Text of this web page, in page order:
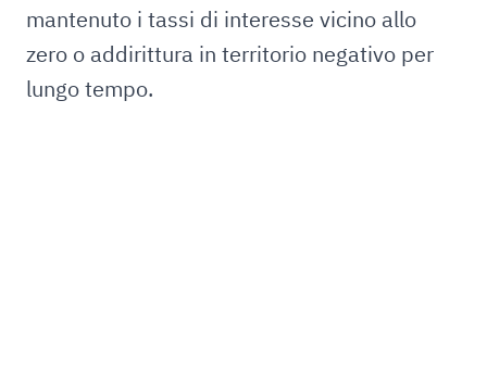
mantenuto i tassi di interesse vicino allo
zero o addirittura in territorio negativo per
lungo tempo.